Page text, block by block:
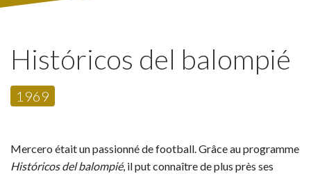
Históricos del balompié
1969
Mercero était un passionné de football. Grâce au programme
Históricos del balompié, il put connaître de plus près ses